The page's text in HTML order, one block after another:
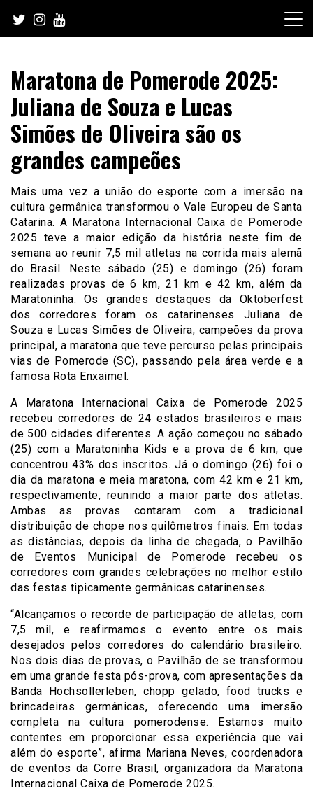
content
Maratona de Pomerode 2025:
Juliana de Souza e Lucas
Simões de Oliveira são os
grandes campeões
Mais uma vez a união do esporte com a imersão na
cultura germânica transformou o Vale Europeu de Santa
Catarina. A Maratona Internacional Caixa de Pomerode
2025 teve a maior edição da história neste fim de
semana ao reunir 7,5 mil atletas na corrida mais alemã
do Brasil. Neste sábado (25) e domingo (26) foram
realizadas provas de 6 km, 21 km e 42 km, além da
Maratoninha. Os grandes destaques da Oktoberfest
dos corredores foram os catarinenses Juliana de
Souza e Lucas Simões de Oliveira, campeões da prova
principal, a maratona que teve percurso pelas principais
vias de Pomerode (SC), passando pela área verde e a
famosa Rota Enxaimel.
A Maratona Internacional Caixa de Pomerode 2025
recebeu corredores de 24 estados brasileiros e mais
de 500 cidades diferentes. A ação começou no sábado
(25) com a Maratoninha Kids e a prova de 6 km, que
concentrou 43% dos inscritos. Já o domingo (26) foi o
dia da maratona e meia maratona, com 42 km e 21 km,
respectivamente, reunindo a maior parte dos atletas.
Ambas as provas contaram com a tradicional
distribuição de chope nos quilômetros finais. Em todas
as distâncias, depois da linha de chegada, o Pavilhão
de Eventos Municipal de Pomerode recebeu os
corredores com grandes celebrações no melhor estilo
das festas tipicamente germânicas catarinenses.
“Alcançamos o recorde de participação de atletas, com
7,5 mil, e reafirmamos o evento entre os mais
desejados pelos corredores do calendário brasileiro.
Nos dois dias de provas, o Pavilhão de se transformou
em uma grande festa pós-prova, com apresentações da
Banda Hochsollerleben, chopp gelado, food trucks e
brincadeiras germânicas, oferecendo uma imersão
completa na cultura pomerodense. Estamos muito
contentes em proporcionar essa experiência que vai
além do esporte”, afirma Mariana Neves, coordenadora
de eventos da Corre Brasil, organizadora da Maratona
Internacional Caixa de Pomerode 2025.